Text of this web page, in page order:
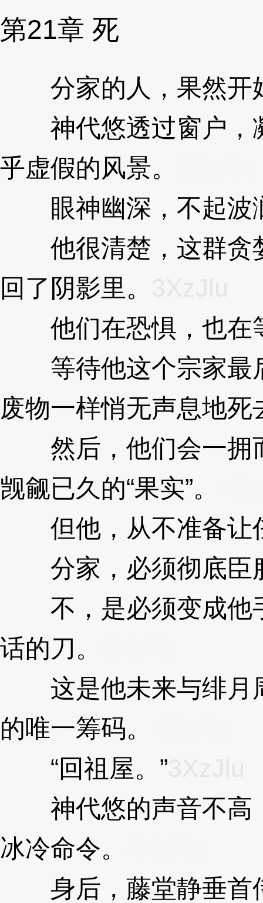
第21章 死
分家的人，果然开
神代悠透过窗户，
乎虚假的风景。
眼神幽深，不起波
他很清楚，这群贪
回了阴影里。
他们在恐惧，也在
等待他这个宗家最
废物一样悄无声息地死
然后，他们会一拥
觊觎已久的“果实”。
但他，从不准备让
分家，必须彻底臣
不，是必须变成他
话的刀。
这是他未来与绯月
的唯一筹码。
“回祖屋。”
神代悠的声音不高
冰冷命令。
身后，藤堂静垂首